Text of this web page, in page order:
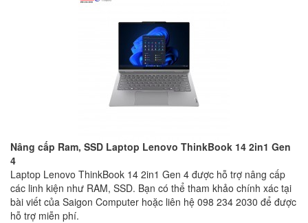
Nâng cấp Ram, SSD Laptop Lenovo ThinkBook 14 2in1 Gen
4
Laptop Lenovo ThinkBook 14 2in1 Gen 4 được hỗ trợ nâng cấp
các linh kiện như RAM, SSD. Bạn có thể tham khảo chính xác tại
bài viết của Saigon Computer hoặc liên hệ 098 234 2030 để được
hỗ trợ miễn phí.